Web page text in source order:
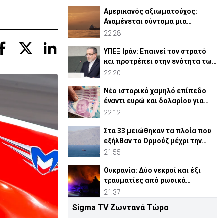
Αμερικανός αξιωματούχος:
Αναμένεται σύντομα μια
συμφωνία για Ορμούζ
22:28
ΥΠΕΞ Ιράν: Επαινεί τον στρατό
και προτρέπει στην ενότητα των
μουσουλμάνων
22:20
Νέο ιστορικό χαμηλό επίπεδο
έναντι ευρώ και δολαρίου για
τουρκική λίρα
22:12
Στα 33 μειώθηκαν τα πλοία που
εξήλθαν το Ορμούζ μέχρι την
Πέμπτη
21:55
Ουκρανία: Δύο νεκροί και έξι
τραυματίες από ρωσικά
πλήγματα
21:37
ΗΠΑ: Η Γερουσία ενέκρινε νέες
Sigma TV Ζωντανά Τώρα